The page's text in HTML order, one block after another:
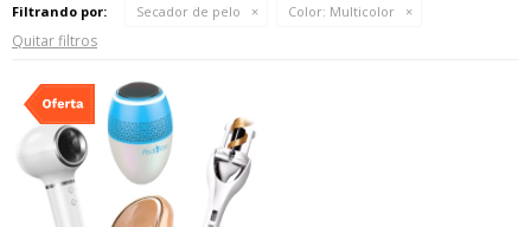
Filtrando por: Secador de pelo Color: Multicolor
Quitar filtros